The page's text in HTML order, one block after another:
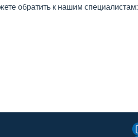
обратить к нашим специалистам: